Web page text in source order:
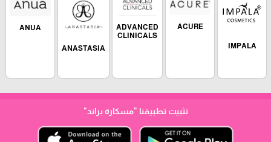
IMPALA
ACURE
ADVANCED
CLINICALS
ANASTASIA
ANUA
تثبيت تطبيقنا "مسكارة براند"